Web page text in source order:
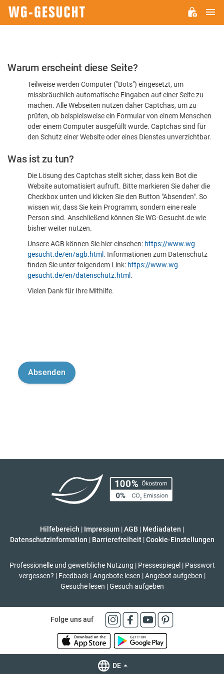
Bitte
dass
sind
Warum erscheint diese Seite?
Teilweise werden Computer ("Bots") eingesetzt, um
missbräuchlich automatische Eingaben auf einer Seite zu
machen. Alle Webseiten nutzen daher Captchas, um zu
prüfen, ob beispielsweise ein Formular von einem Menschen
oder einem Computer ausgefüllt wurde. Captchas sind für
den Schutz einer Website oder eines Dienstes unverzichtbar.
Was ist zu tun?
Die Lösung des Captchas stellt sicher, dass kein Bot die
Website automatisiert aufruft. Bitte markieren Sie daher die
Checkbox unten und klicken Sie den Button "Absenden". So
wissen wir, dass Sie kein Programm, sondern eine reale
Person sind. Anschließend können Sie WG-Gesucht.de wie
bisher weiter nutzen.
Unsere AGB können Sie hier einsehen: https://www.wg-
gesucht.de/en/agb.html . Informationen zum Datenschutz
finden Sie unter folgendem Link: https://www.wg-
gesucht.de/en/datenschutz.html .
Vielen Dank für Ihre Mithilfe.
Hilfebereich | Impressum |AGB | Mediadaten |
Datenschutzinformation | Barrierefreiheit | Cookie-Einstellungen
Professionelle und gewerbliche Nutzung | Pressespiegel | Passwort
vergessen? | Feedback | Angebote lesen | Angebot aufgeben |
Gesuche lesen | Gesuch aufgeben
Folge uns auf
DE